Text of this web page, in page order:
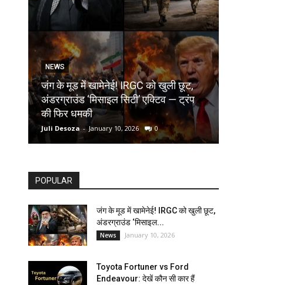
NEWS
जंग के मूड में खामेनेई! IRGC को खुली छूट,
अंडरग्राउंड ‘मिसाइल सिटी’ एक्टिव — ट्रंप
की फिर धमकी
Juli Desoza - January 10, 2026 0
POPULAR
जंग के मूड में खामेनेई! IRGC को खुली छूट,
अंडरग्राउंड ‘मिसाइल...
News January 10, 2026
Toyota Fortuner vs Ford
Endeavour: देखें कौन सी कार हैं